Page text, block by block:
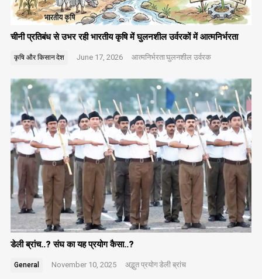
चीनी प्रतिबंध से उभर रही भारतीय कृषि में घुलनशील उर्वरकों में आत्मनिर्भरता
कृषि और किसानदेश June 17, 2026 आत्मनिर्भरताघुलनशील उर्वरक
डेली ब्रांच..? संघ का यह प्रयोग कैसा..?
General November 10, 2025 अद्भुत प्रयोगडेली ब्रांच